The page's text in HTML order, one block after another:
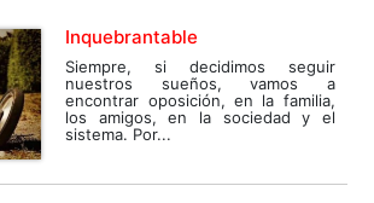
Inquebrantable
Siempre, si decidimos seguir
nuestros sueños, vamos a
encontrar oposición, en la familia,
los amigos, en la sociedad y el
sistema. Por...